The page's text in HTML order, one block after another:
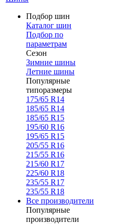
Подбор шин
Каталог шин
Подбор по
параметрам
Сезон
Зимние шины
Летние шины
Популярные
типоразмеры
175/65 R14
185/65 R14
185/65 R15
195/60 R16
195/65 R15
205/55 R16
215/55 R16
215/60 R17
225/60 R18
235/55 R17
235/55 R18
Все производители
Популярные
производители